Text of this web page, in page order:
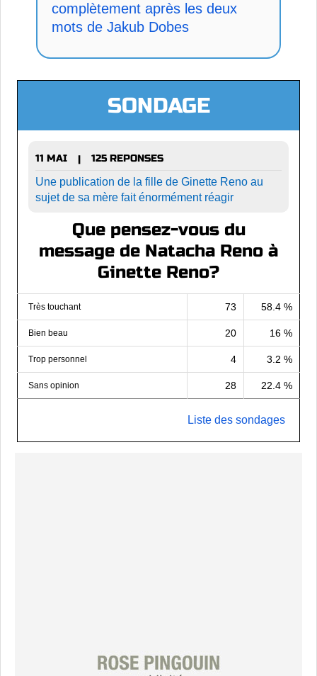
complètement après les deux
mots de Jakub Dobes
SONDAGE
11 MAI |
125 REPONSES
Une publication de la fille de Ginette Reno au
sujet de sa mère fait énormément réagir
Que pensez-vous du
message de Natacha Reno à
Ginette Reno?
Très touchant 73 58.4 %
Bien beau 20 16 %
Trop personnel 4 3.2 %
Sans opinion 28 22.4 %
Liste des sondages